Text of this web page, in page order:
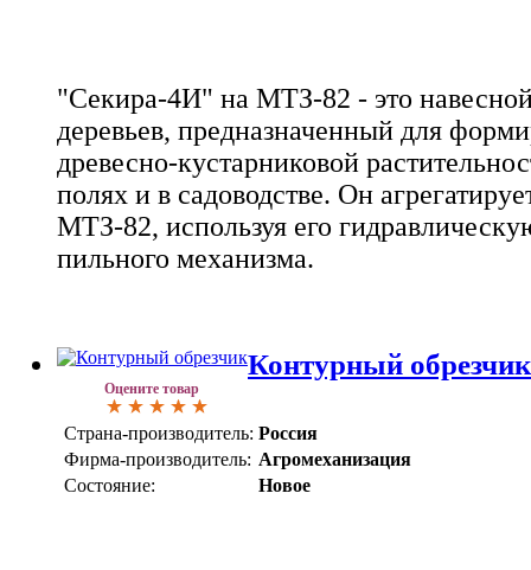
"Секира-4И" на МТЗ-82 - это
деревьев, предназначенный для
древесно-кустарниковой
полях и в садоводстве. Он
МТЗ-82, используя его
пильного механизма.
Оцените товар
Контурный
Страна-производитель: Россия
Фирма-производитель: Агромеханизация
Состояние:
Новое